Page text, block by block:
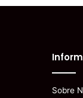
Sobre